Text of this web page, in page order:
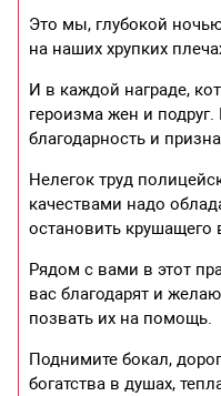
Это мы, глубокой
на наших хрупких
И в каждой награде,
героизма жен и
благодарность и
Нелегок труд
качествами надо
остановить крушащего
Рядом с вами в этот
вас благодарят и
позвать их на помощь.
Поднимите бокал,
богатства в душах,